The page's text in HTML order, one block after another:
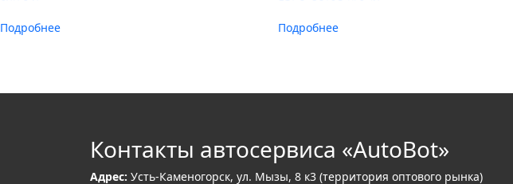
Подробнее Подробнее
Контакты автосервиса «AutoBot»
Адрес: Усть-Каменогорск, ул. Мызы, 8 к3 (территория оптового рынка)